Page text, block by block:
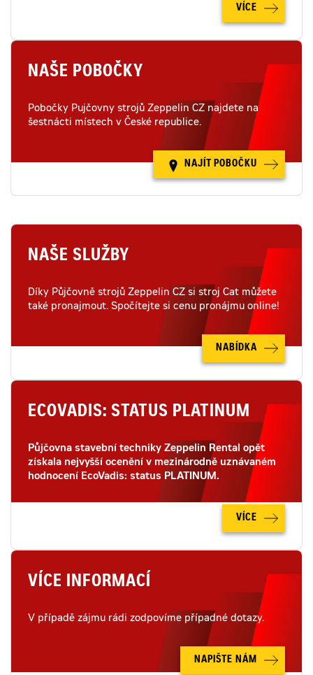
VÍCE
NAŠE POBOČKY
Pobočky Pujčovny strojů Zeppelin CZ najdete na
šestnácti místech v České republice.
NAJÍT POBOČKU
NAŠE SLUŽBY
Díky Půjčovně strojů Zeppelin CZ si stroj Cat můžete
také pronajmout. Spočítejte si cenu pronájmu online!
NABÍDKA
ECOVADIS: STATUS PLATINUM
Půjčovna stavební techniky Zeppelin Rental opět
získala nejvyšší ocenění v mezinárodně uznávaném
hodnocení EcoVadis: status PLATINUM.
VÍCE
VÍCE INFORMACÍ
V případě zájmu rádi zodpovíme případné dotazy.
NAPIŠTE NÁM